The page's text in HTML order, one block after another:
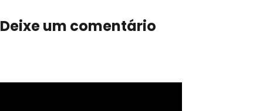
Deixe um comentário